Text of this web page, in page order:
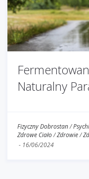
Naturalny
Fizyczny Dobrostan/
Zdrowe Ciało/Zdrowie/
- 16/06/2024